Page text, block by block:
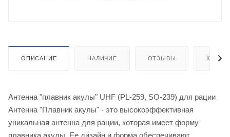
ОПИСАНИЕ НАЛИЧИЕ ОТЗЫВЫ КАК
Антенна "плавник акулы" UHF (PL-259, SO-239) для рации
Антенна "Плавник акулы" - это высокоэффективная
уникальная антенна для рации, которая имеет форму
плавника акулы. Ее дизайн и форма обеспечивают